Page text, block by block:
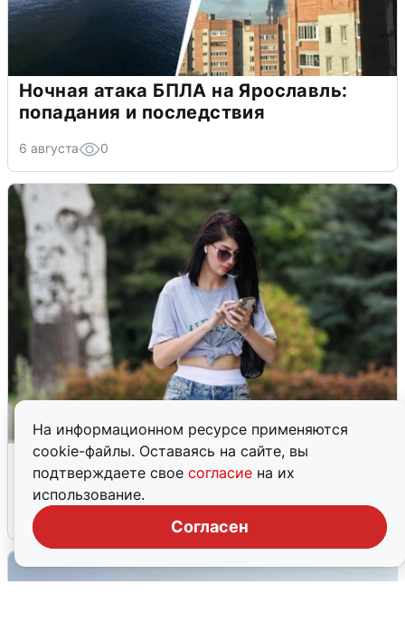
На информационном ресурсе применяются
cookie-файлы. Оставаясь на сайте, вы
подтверждаете свое согласие на их
использование.
Согласен
Ночная атака БПЛА на Ярославль:
попадания и последствия
6 августа 0
Волгоградцы остались без
мобильного интернета
6 августа